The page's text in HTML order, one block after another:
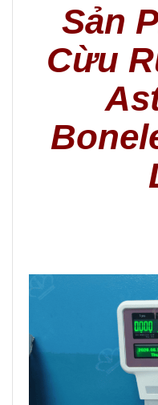
Sản
Cừu